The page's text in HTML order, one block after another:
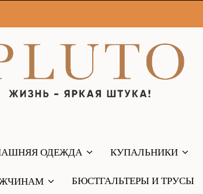
ОДЕЖДА КУПАЛЬНИКИ
БЮСТГАЛЬТЕРЫ И ТРУСЫ